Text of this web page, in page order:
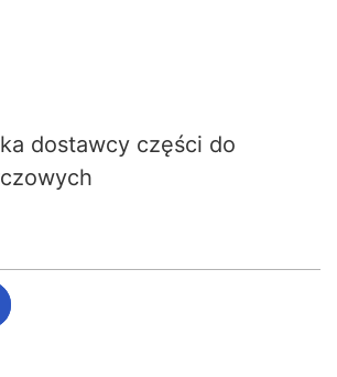
dostawcy części do